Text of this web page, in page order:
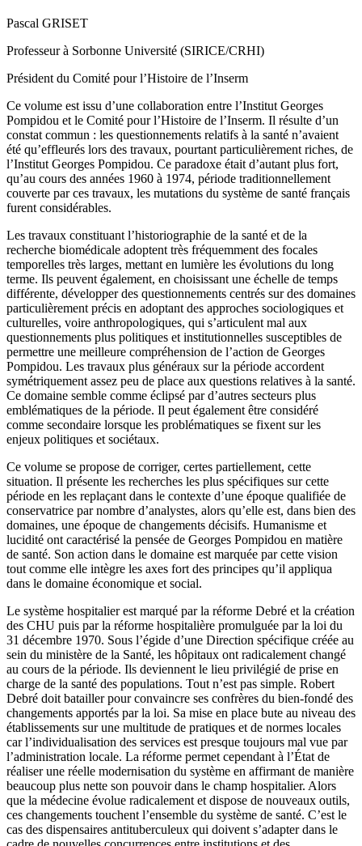
Pascal GRISET
Professeur à Sorbonne Université (SIRICE/CRHI)
Président du Comité pour l’Histoire de l’Inserm
Ce volume est issu d’une collaboration entre l’Institut Georges
Pompidou et le Comité pour l’Histoire de l’Inserm. Il résulte d’un
constat commun : les questionnements relatifs à la santé n’avaient
été qu’effleurés lors des travaux, pourtant particulièrement riches, de
l’Institut Georges Pompidou. Ce paradoxe était d’autant plus fort,
qu’au cours des années 1960 à 1974, période traditionnellement
couverte par ces travaux, les mutations du système de santé français
furent considérables.
Les travaux constituant l’historiographie de la santé et de la
recherche biomédicale adoptent très fréquemment des focales
temporelles très larges, mettant en lumière les évolutions du long
terme. Ils peuvent également, en choisissant une échelle de temps
différente, développer des questionnements centrés sur des domaines
particulièrement précis en adoptant des approches sociologiques et
culturelles, voire anthropologiques, qui s’articulent mal aux
questionnements plus politiques et institutionnelles susceptibles de
permettre une meilleure compréhension de l’action de Georges
Pompidou. Les travaux plus généraux sur la période accordent
symétriquement assez peu de place aux questions relatives à la santé.
Ce domaine semble comme éclipsé par d’autres secteurs plus
emblématiques de la période. Il peut également être considéré
comme secondaire lorsque les problématiques se fixent sur les
enjeux politiques et sociétaux.
Ce volume se propose de corriger, certes partiellement, cette
situation. Il présente les recherches les plus spécifiques sur cette
période en les replaçant dans le contexte d’une époque qualifiée de
conservatrice par nombre d’analystes, alors qu’elle est, dans bien des
domaines, une époque de changements décisifs. Humanisme et
lucidité ont caractérisé la pensée de Georges Pompidou en matière
de santé. Son action dans le domaine est marquée par cette vision
tout comme elle intègre les axes fort des principes qu’il appliqua
dans le domaine économique et social.
Le système hospitalier est marqué par la réforme Debré et la création
des CHU puis par la réforme hospitalière promulguée par la loi du
31 décembre 1970. Sous l’égide d’une Direction spécifique créée au
sein du ministère de la Santé, les hôpitaux ont radicalement changé
au cours de la période. Ils deviennent le lieu privilégié de prise en
charge de la santé des populations. Tout n’est pas simple. Robert
Debré doit batailler pour convaincre ses confrères du bien-fondé des
changements apportés par la loi. Sa mise en place bute au niveau des
établissements sur une multitude de pratiques et de normes locales
car l’individualisation des services est presque toujours mal vue par
l’administration locale. La réforme permet cependant à l’État de
réaliser une réelle modernisation du système en affirmant de manière
beaucoup plus nette son pouvoir dans le champ hospitalier. Alors
que la médecine évolue radicalement et dispose de nouveaux outils,
ces changements touchent l’ensemble du système de santé. C’est le
cas des dispensaires antituberculeux qui doivent s’adapter dans le